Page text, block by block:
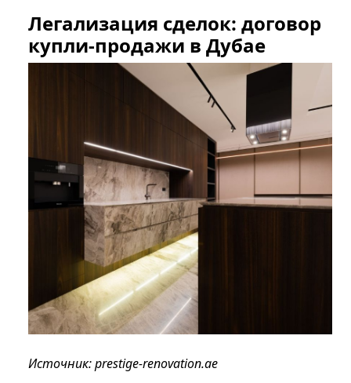
Легализация сделок: договор
купли-продажи в Дубае
Источник: prestige-renovation.ae